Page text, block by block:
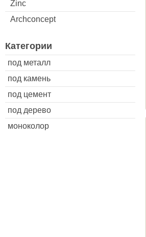
Zinc
Archconcept
Категории
под металл
под камень
под цемент
под дерево
моноколор